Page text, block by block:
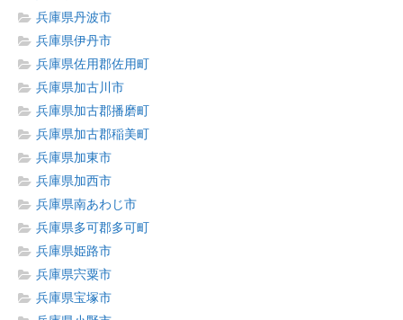
兵庫県丹波市
兵庫県伊丹市
兵庫県佐用郡佐用町
兵庫県加古川市
兵庫県加古郡播磨町
兵庫県加古郡稲美町
兵庫県加東市
兵庫県加西市
兵庫県南あわじ市
兵庫県多可郡多可町
兵庫県姫路市
兵庫県宍粟市
兵庫県宝塚市